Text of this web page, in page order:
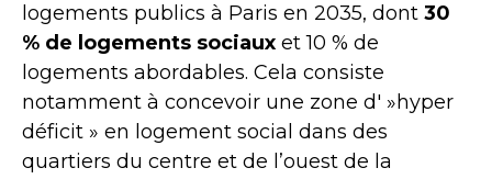
logements publics à Paris en 2035, dont 30
% de logements sociaux et 10 % de
logements abordables. Cela consiste
notamment à concevoir une zone d' »hyper
déficit » en logement social dans des
quartiers du centre et de l’ouest de la